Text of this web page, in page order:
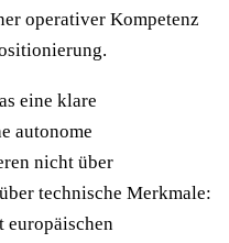
operativer Kompetenz
eine klare
autonome
nicht über
technische Merkmale: